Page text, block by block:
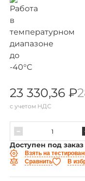
23 330,36 ₽
с учетом НДС
Доступен под заказ
Взять на
Сравнить
В